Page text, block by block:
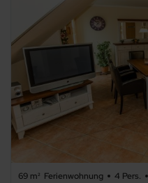
69 m² Ferienwohnung 4 Pers.